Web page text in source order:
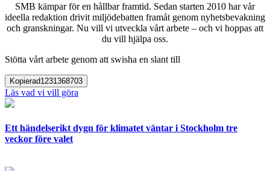
SMB kämpar för en hållbar framtid. Sedan starten 2010 har vår
ideella redaktion drivit miljödebatten framåt genom nyhetsbevakning
och granskningar. Nu vill vi utveckla vårt arbete – och vi hoppas att
du vill hjälpa oss.
Stötta vårt arbete genom att swisha en slant till
Kopierad1231368703
Läs vad vi vill göra
Ett händelserikt dygn för klimatet väntar i Stockholm tre
veckor före valet